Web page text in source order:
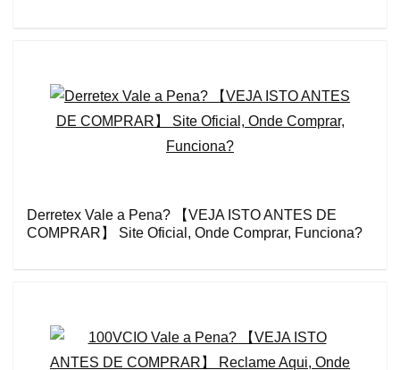
Derretex Vale a Pena? 【VEJA ISTO ANTES DE
COMPRAR】 Site Oficial, Onde Comprar, Funciona?